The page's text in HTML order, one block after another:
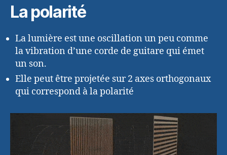
La polarité
La lumière est une oscillation un peu comme
la vibration d’une corde de guitare qui émet
un son.
Elle peut être projetée sur 2 axes orthogonaux
qui correspond à la polarité